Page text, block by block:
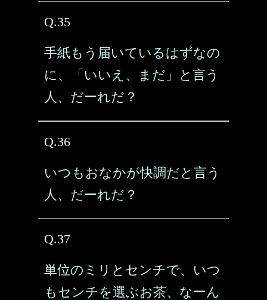
Q.35
手紙もう届いているはずなの
に、「いいえ、まだ」と言う
人、だーれだ？
Q.36
いつもおなかが快調だと言う
人、だーれだ？
Q.37
単位のミリとセンチで、いつ
もセンチを選ぶお茶、なーん